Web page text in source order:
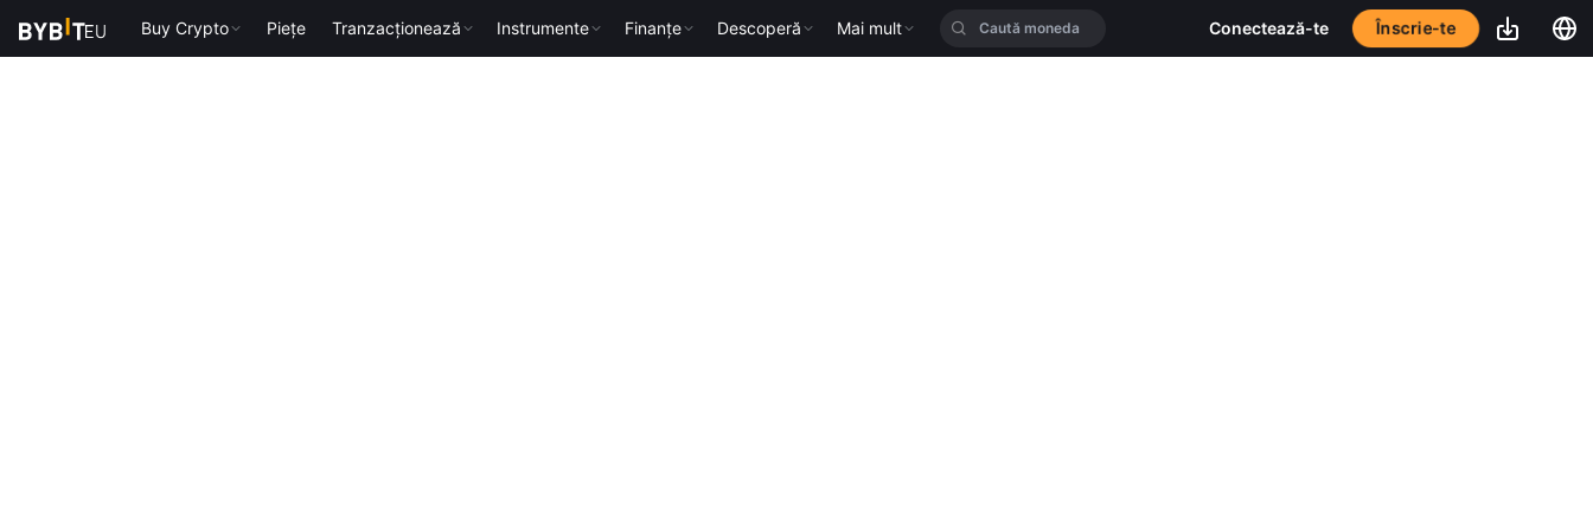
Buy Crypto Piețe Tranzacționează Instrumente Finanțe Descoperă Mai mult Conectează-te Înscrie-te